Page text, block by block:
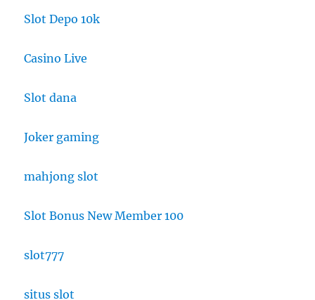
Slot Depo 10k
Casino Live
Slot dana
Joker gaming
mahjong slot
Slot Bonus New Member 100
slot777
situs slot